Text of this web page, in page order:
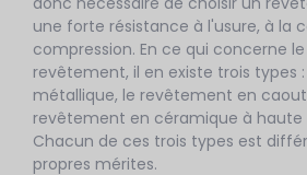
une forte résistance à l'usure, à la
compression. En ce qui concerne
revêtement, il en existe trois types
métallique, le revêtement en
revêtement en céramique à haute
Chacun de ces trois types est
propres mérites.